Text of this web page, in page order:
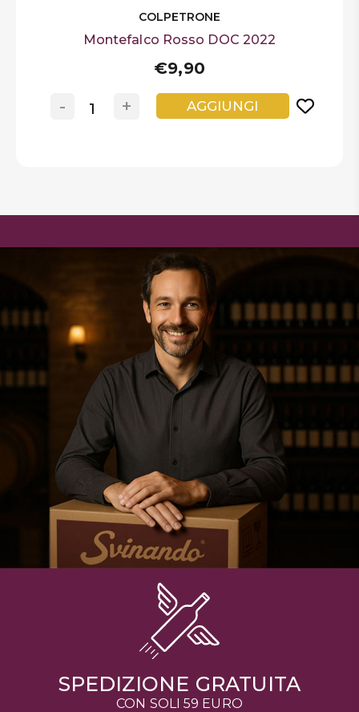
COLPETRONE
Montefalco Rosso DOC 2022
€9,90
+
- AGGIUNGI
SPEDIZIONE GRATUITA
CON SOLI 59 EURO